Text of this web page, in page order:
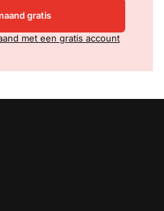
gratis
met een gratis account